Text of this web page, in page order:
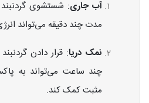
آب جاری: شستشوی
مدت چند دقیقه می‌تواند
نمک دریا: قرار دادن
چند ساعت می‌تواند به
مثبت کمک کند.